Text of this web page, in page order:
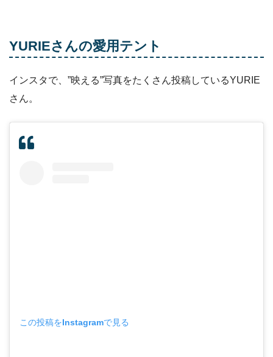
YURIEさんの愛用テント
インスタで、”映える”写真をたくさん投稿しているYURIE
さん。
この投稿をInstagramで見る